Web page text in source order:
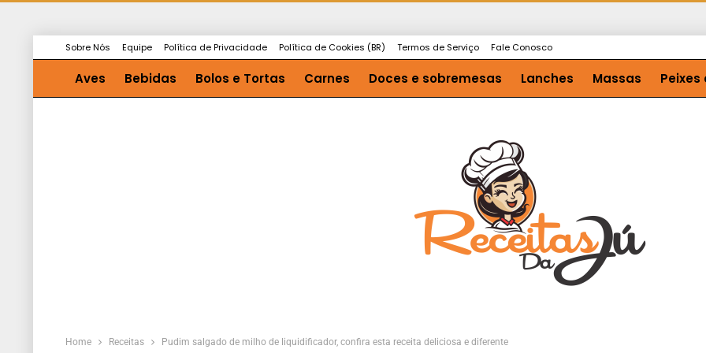
Sobre Nós Equipe Política de Privacidade Política de Cookies (BR) Termos de Serviço Fale Conosco
Aves Bebidas Bolos e Tortas Carnes Doces e sobremesas Lanches Massas Peixes
Home Receitas Pudim salgado de milho de liquidificador, confira esta receita deliciosa e diferente